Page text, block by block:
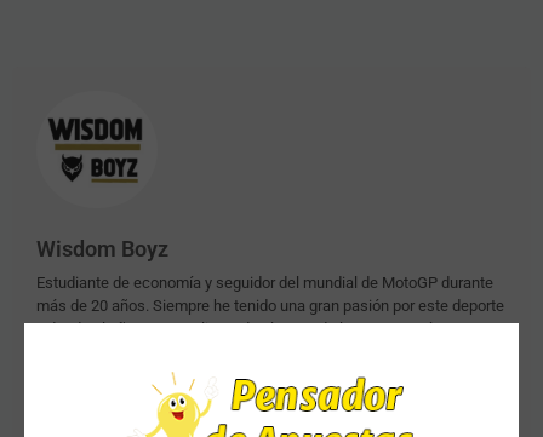
Wisdom Boyz
Estudiante de economía y seguidor del mundial de MotoGP durante
más de 20 años. Siempre he tenido una gran pasión por este deporte
y desde el año 2016 analizo todos los GP de las 3 categorías
en plataformas como epicktips y sportsguru, donde actualmente
formo parte de los tipsters premium de la plataforma.